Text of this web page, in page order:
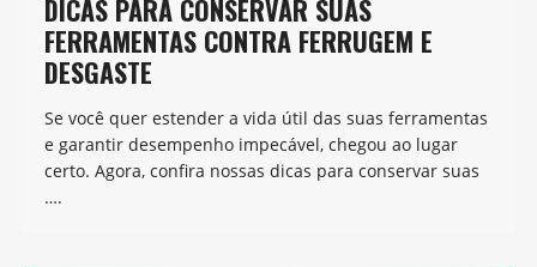
DICAS PARA CONSERVAR SUAS
FERRAMENTAS CONTRA FERRUGEM E
DESGASTE
Se você quer estender a vida útil das suas ferramentas
e garantir desempenho impecável, chegou ao lugar
certo. Agora, confira nossas dicas para conservar suas
….